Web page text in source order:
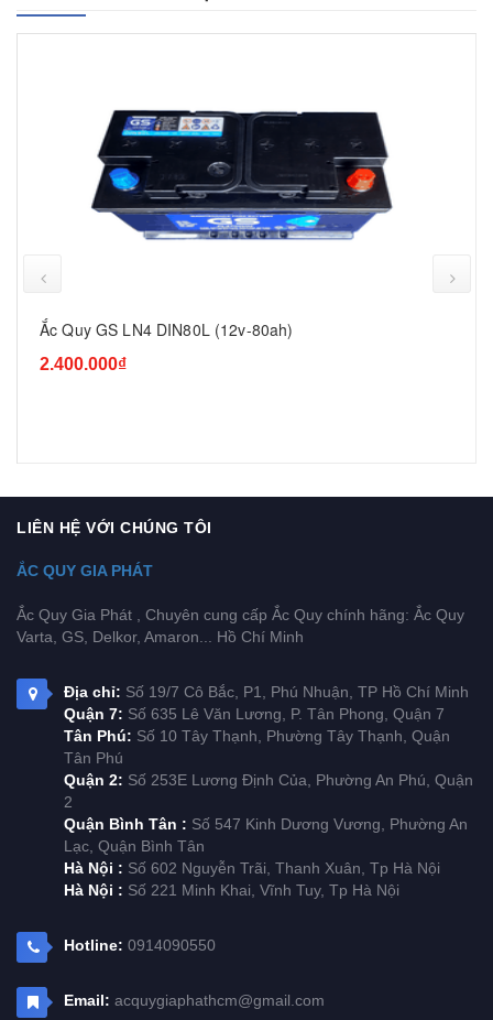
Ắc Quy GS LN4 DIN80L (12v-80ah)
2.400.000₫
LIÊN HỆ VỚI CHÚNG TÔI
ẮC QUY GIA PHÁT
Ắc Quy Gia Phát , Chuyên cung cấp Ắc Quy chính hãng: Ắc Quy
Varta, GS, Delkor, Amaron... Hồ Chí Minh
Địa chỉ: Số 19/7 Cô Bắc, P1, Phú Nhuận, TP Hồ Chí Minh
Quận 7: Số 635 Lê Văn Lương, P. Tân Phong, Quận 7
Tân Phú: Số 10 Tây Thạnh, Phường Tây Thạnh, Quận
Tân Phú
Quận 2: Số 253E Lương Định Của, Phường An Phú, Quận
2
Quận Bình Tân : Số 547 Kinh Dương Vương, Phường An
Lạc, Quận Bình Tân
Hà Nội : Số 602 Nguyễn Trãi, Thanh Xuân, Tp Hà Nội
Hà Nội : Số 221 Minh Khai, Vĩnh Tuy, Tp Hà Nội
Hotline: 0914090550
Email: acquygiaphathcm@gmail.com